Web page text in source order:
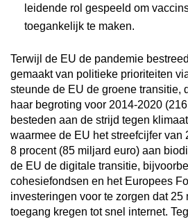
leidende rol gespeeld om
toegankelijk te maken.
Terwijl de EU de pandemie
gemaakt van politieke prioriteiten
steunde de EU de groene transitie,
haar begroting voor 2014-2020
besteden aan de strijd tegen
waarmee de EU het streefcijfer van
8 procent (85 miljard euro) aan
de EU de digitale transitie,
cohesiefondsen en het Europees
investeringen voor te zorgen dat 25
toegang kregen tot snel internet.